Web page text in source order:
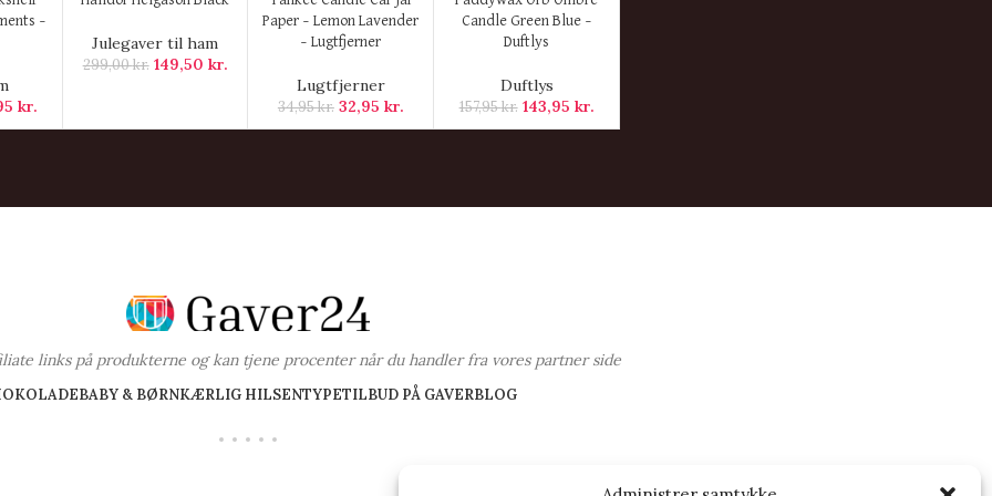
–
kr.
Julegaver til ham
299,00kr. 149,50 kr.
Paper – Lemon Lavender
– Lugtfjerner
Lugtfjerner
34,95kr. 32,95 kr.
Candle Green Blue –
Duftlys
Duftlys
157,95kr. 143,95 kr.
links på produkterne og kan tjene procenter når du handler fra vores partner side
BABY & BØRNKÆRLIG HILSENTYPETILBUD PÅ GAVERBLOG